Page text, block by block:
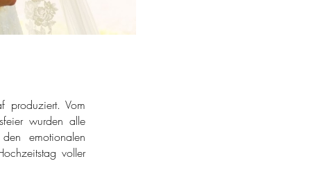
produziert. Vom
wurden alle
emotionalen
voller